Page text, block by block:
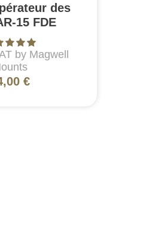
des
15 FDE
by Magwell
€